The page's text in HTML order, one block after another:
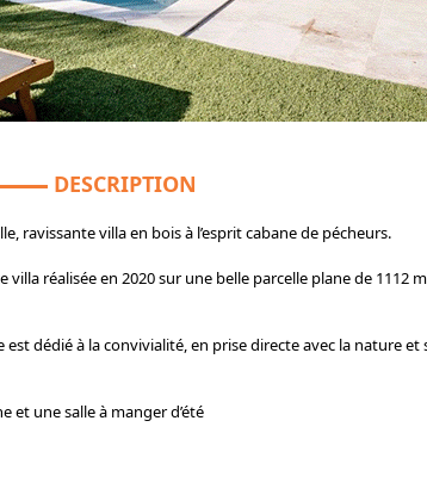
DESCRIPTION
ravissante villa en bois à l’esprit cabane de pécheurs.
réalisée en 2020 sur une belle parcelle plane de 1112
dédié à la convivialité, en prise directe avec la nature
et une salle à manger d’été